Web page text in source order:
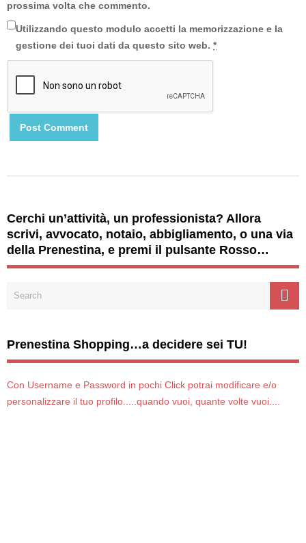
prossima volta che commento.
Utilizzando questo modulo accetti la memorizzazione e la
gestione dei tuoi dati da questo sito web. *
Cerchi un’attività, un professionista? Allora
scrivi, avvocato, notaio, abbigliamento, o una via
della Prenestina, e premi il pulsante Rosso…
Prenestina Shopping…a decidere sei TU!
Con Username e Password in pochi Click potrai modificare e/o
personalizzare il tuo profilo.....quando vuoi, quante volte vuoi....